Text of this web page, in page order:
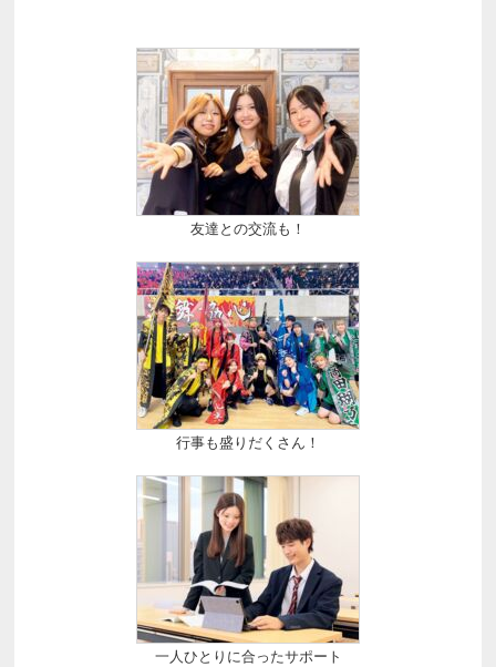
友達との交流も！
行事も盛りだくさん！
一人ひとりに合ったサポート